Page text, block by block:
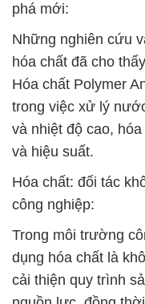
phá mới:
Những nghiên cứu
hóa chất đã cho
Hóa chất Polymer
trong việc xử lý
và nhiệt độ cao,
và hiệu suất.
Hóa chất: đối tác
công nghiệp:
Trong môi trường
dụng hóa chất là
cải thiện quy trình